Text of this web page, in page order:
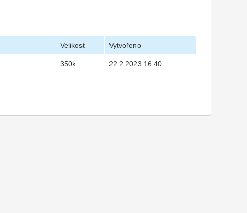
Velikost Vytvořeno
350k 22.2.2023 16:40